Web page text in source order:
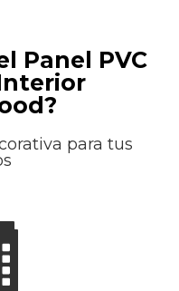
Panel PVC
para tus